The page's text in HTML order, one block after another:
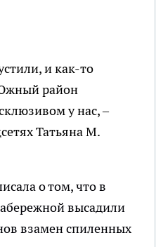
и как-то
район
у нас, –
Татьяна М.
о том, что в
высадили
взамен спиленных